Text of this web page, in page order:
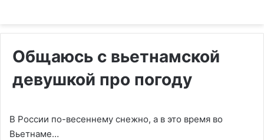
Общаюсь с вьетнамской
девушкой про погоду
В России по-весеннему снежно, а в это время во
Вьетнаме…